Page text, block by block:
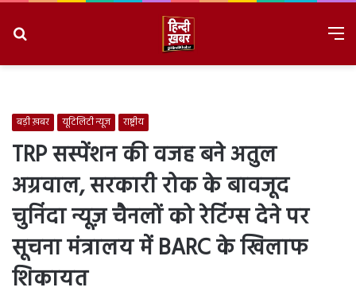
बड़ी ख़बर यूटिलिटी न्यूज राष्ट्रीय
TRP सस्पेंशन की वजह बने अतुल
अग्रवाल, सरकारी रोक के बावजूद
चुनिंदा न्यूज़ चैनलों को रेटिंग्स देने पर
सूचना मंत्रालय में BARC के खिलाफ
शिकायत